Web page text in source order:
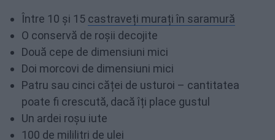
Între 10 și 15 castraveți murați în saramură
O conservă de roșii decojite
Două cepe de dimensiuni mici
Doi morcovi de dimensiuni mici
Patru sau cinci căței de usturoi – cantitatea
poate fi crescută, dacă îți place gustul
Un ardei roșu iute
100 de mililitri de ulei